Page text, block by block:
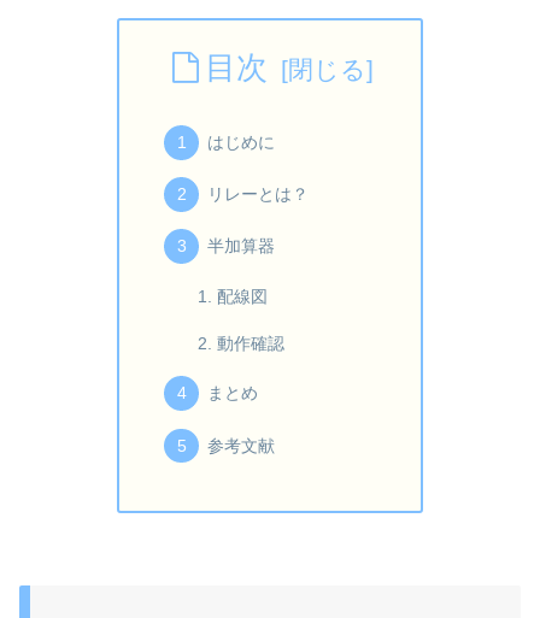
目次
はじめに
リレーとは？
半加算器
配線図
動作確認
まとめ
参考文献